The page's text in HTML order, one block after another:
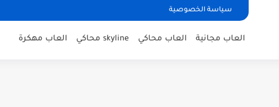
سياسة الخصوصية
العاب مجانية العاب محاكي skyline محاكي العاب مهكرة